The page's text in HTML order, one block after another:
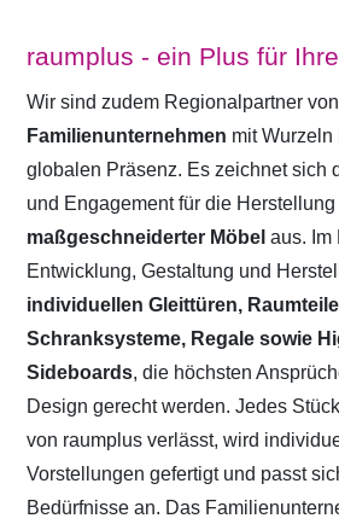
raumplus - ein Plus für
Wir sind zudem Regionalpartner von
Familienunternehmen mit
globalen Präsenz. Es zeichnet sich
und Engagement für die Herstellung
maßgeschneiderter Möbelaus. Im
Entwicklung, Gestaltung und
individuellen Gleittüren,
Schranksysteme, Regale sowie
Sideboards, die höchsten
Design gerecht werden. Jedes
von raumplus verlässt, wird
Vorstellungen gefertigt und passt
Bedürfnisse an. Das